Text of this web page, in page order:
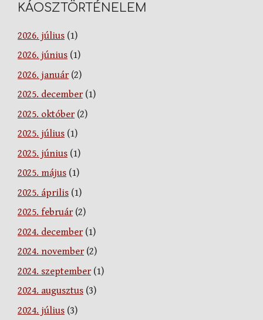
KÁOSZTÖRTÉNELEM
2026. július (1)
2026. június (1)
2026. január(2)
2025. december(1)
2025. október(2)
2025. július (1)
2025. június (1)
2025. május (1)
2025. április (1)
2025. február(2)
2024. december(1)
2024. november(2)
2024. szeptember(1)
2024. augusztus (3)
2024. július (3)